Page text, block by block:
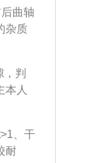
引起
草酸
剂
启
烧
元
就
同的
练
实
方
曲轴
杂质
果
、
缸体
中，
使用
油现
，
判
本人
4s
磨
异
、干
耐